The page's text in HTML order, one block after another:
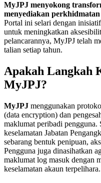
MyJPJ menyokong
menyediakan
Portal ini selari dengan
untuk meningkatkan
pelancarannya, MyJPJ telah
talian setiap tahun.
Apakah Langkah
MyJPJ?
MyJPJ menggunakan
(data encryption) dan
maklumat peribadi pengguna.
keselamatan Jabatan
sebarang bentuk penipuan,
Pengguna juga dinasihatkan
maklumat log masuk dengan
keselamatan akaun terpelihara.